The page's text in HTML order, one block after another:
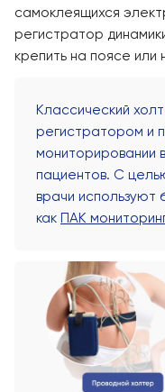
самоклеящихся
регистратор
крепить на поясе или
Классический
регистратором и
мониторировании
пациентов. С
врачи
как ПАК